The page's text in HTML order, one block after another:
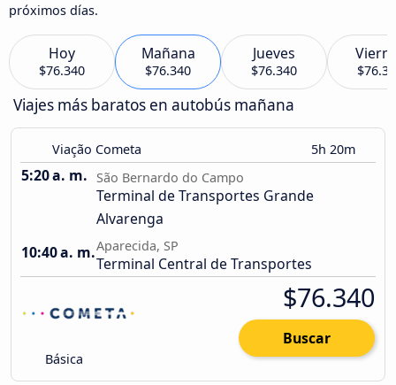
próximos días.
Hoy
$76.340
Mañana
$76.340
Jueves
$76.340
Viajes más baratos en autobús mañana
Viação Cometa 5h 20m
5:20 a. m. São Bernardo do Campo
Terminal de Transportes Grande
Alvarenga
10:40 a. m.Aparecida, SP
Terminal Central de Transportes
Básica
$76.340
Buscar